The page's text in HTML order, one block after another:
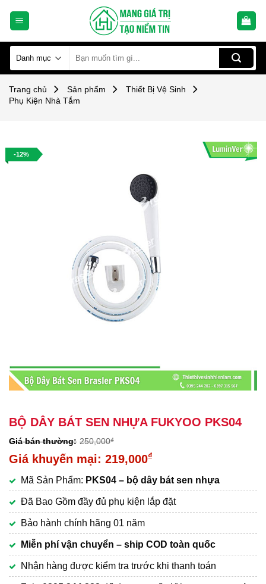
kiếm:
Trang chủ Sản phẩm
Thiết Bị Vệ Sinh
Phụ Kiện Nhà Tắm
-12%
BỘ DÂY BÁT SEN NHỰA FUKYOO PKS04
250,000₫
Giá
là:
250,000₫.
219,000₫
hiện
tại
là:
219,000₫.
Mã Sản Phẩm: PKS04 – bộ dây bát sen nhựa
Đã Bao Gồm đầy đủ phụ kiện lắp đặt
Bảo hành chính hãng 01 năm
Miễn phí vận chuyển – ship COD toàn quốc
Nhận hàng được kiểm tra trước khi thanh toán